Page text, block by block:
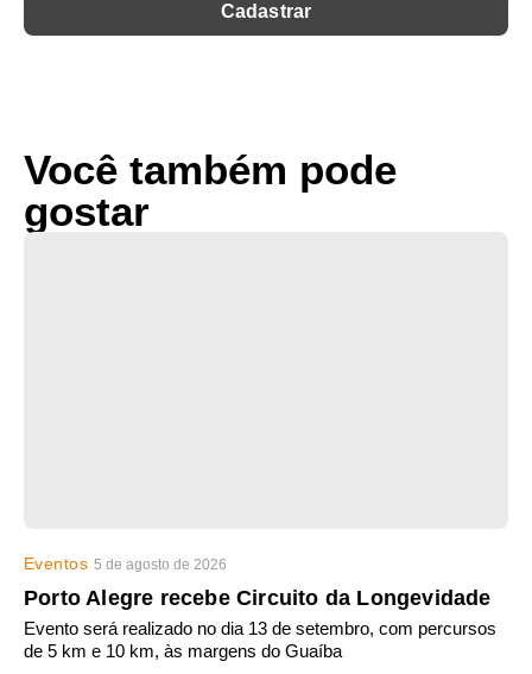
Você também pode
gostar
Eventos 5 de agosto de 2026
Porto Alegre recebe Circuito da Longevidade
Evento será realizado no dia 13 de setembro, com percursos
de 5 km e 10 km, às margens do Guaíba